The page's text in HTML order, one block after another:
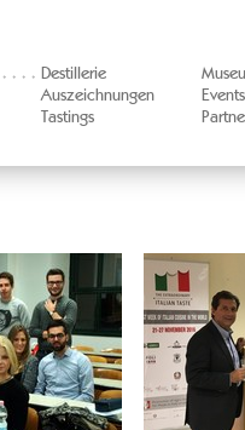
Destillerie
Auszeichnungen
Tastings
Events